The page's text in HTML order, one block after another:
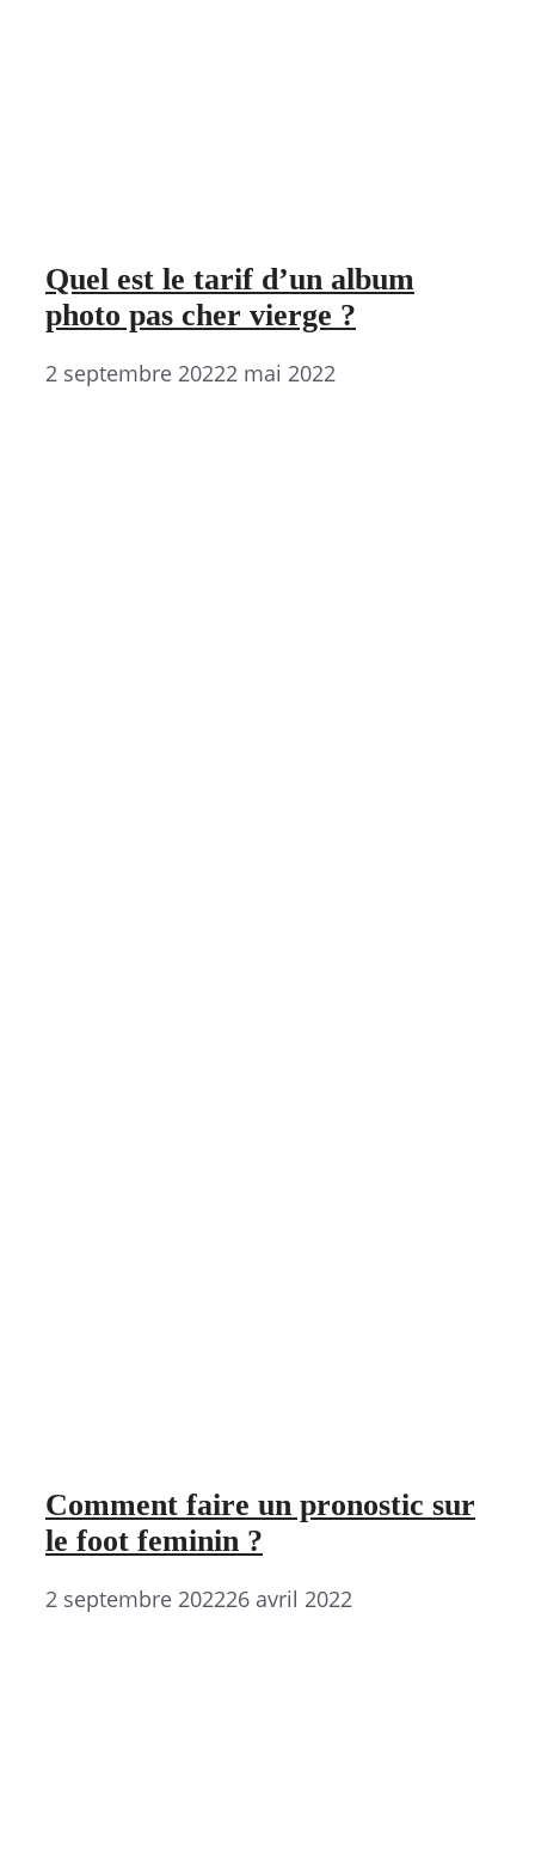
Quel est le tarif d’un album
photo pas cher vierge ?
2 septembre 20222 mai 2022
Comment faire un pronostic sur
le foot feminin ?
2 septembre 202226 avril 2022